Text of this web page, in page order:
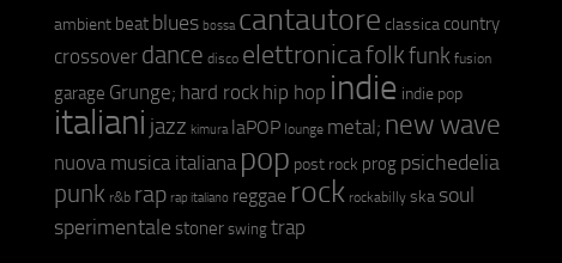
ambient beat blues bossa cantautore classica country
crossover dance disco elettronicafolkfunk fusion
garage Grunge; hard rock hip hop indie indie pop
italiani jazz kimura laPOP lounge metal; new wave
nuova musica italiana pop post rock prog psichedelia
punk r&b rap rap italiano reggae rock rockabilly ska soul
sperimentale stoner swing trap